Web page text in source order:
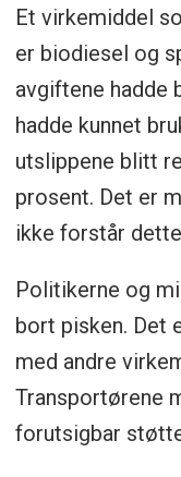
Et virkemiddel
er biodiesel og
avgiftene hadde
hadde kunnet
utslippene blitt
prosent. Det er
ikke forstår
Politikerne og
bort pisken. Det
med andre
Transportørene
forutsigbar